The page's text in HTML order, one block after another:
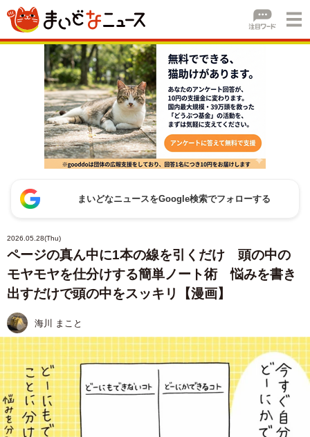
まいどなニュースをGoogle検索でフォローする
2026.05.28(Thu)
ページの真ん中に1本の線を引くだけ 頭の中の
モヤモヤを仕分けする簡単ノート術 悩みを書き
出すだけで頭の中をスッキリ【漫画】
海川 まこと